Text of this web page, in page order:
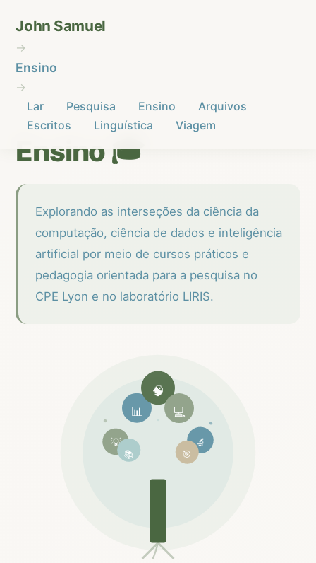
John Samuel
→
Ensino
→
Lar
Pesquisa Ensino
Arquivos
Escritos
Linguística Viagem
Ensino 🎓
Explorando as interseções da ciência da
computação, ciência de dados e inteligência
artificial por meio de cursos práticos e
pedagogia orientada para a pesquisa no
CPE Lyon e no laboratório LIRIS.
💡
📊
🧠
💻
🔬
📚 🎯